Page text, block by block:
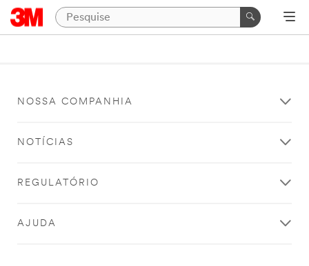
NOSSA COMPANHIA
NOTÍCIAS
REGULATÓRIO
AJUDA